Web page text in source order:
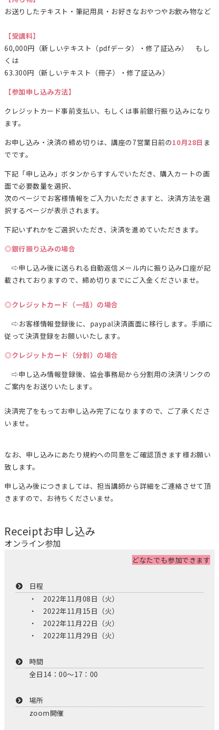
お送りしたテキスト・筆記用具・お好きなおやつやお飲み物など
【受講料】
60,000円（新しいテキスト（pdfデータ）・修了証込み） もし
くは
63.300円（新しいテキスト（冊子）・修了証込み）
【参加申し込み方法】
クレジットカード事前支払い、もしくは事前銀行振り込みになり
ます。
お申し込み・決済の締め切りは、講座の7営業日前の10月28日 ま
でです。
下記「申し込み」ボタンからすすんでいただき、購入カートの画
面で必要数量を選択、
次のページでお客様情報をご入力いただきますと、決済方法を選
択するページが表示されます。
下記いずれかをご選択いただき、決済を進めていただきます。
◎銀行振り込みの場合
⇨申し込み後に送られる自動返信メール内に振り込み口座が記
載されておりますので、締め切りまでにご入金くださいませ。
◎クレジットカード（一括）の場合
⇨お客様情報登録後に、paypal決済画面に移行します。手順に
従って決済登録をお願いいたします。
◎クレジットカード（分割）の場合
⇨申し込み情報登録後、協会事務局から分割用の決済リンクの
ご案内をお送りいたします。
決済完了をもってお申し込み完了になりますので、ご了承くださ
いませ。
なお、申し込みにあたり規約への同意をご確認頂きます様お願い
致します。
申し込み後につきましては、担当講師から詳細をご連絡させて頂
きますので、お待ちくださいませ。
Receiptお申し込み
オンライン参加
どなたでも参加できます
日程
2022年11月08日（火）
2022年11月15日（火）
2022年11月22日（火）
2022年11月29日（火）
時間
全日14：00～17：00
場所
zoom開催